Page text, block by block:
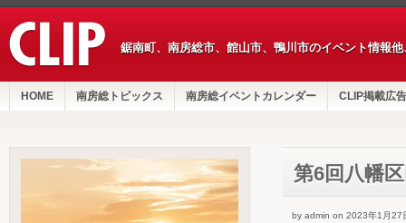
鋸南町、南房総市、館山市、鴨川市のイベント情報
HOME 南房総トピックス 南房総イベントカレンダー CLIP掲載広告
第6回八幡
by admin on 2023年1月27